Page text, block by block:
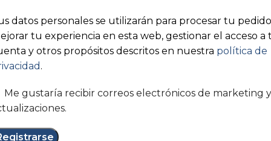
datos personales se utilizarán para procesar tu
tu experiencia en esta web, gestionar el acceso a
y otros propósitos descritos en nuestra política de
.
Me gustaría recibir correos electrónicos de marketing y